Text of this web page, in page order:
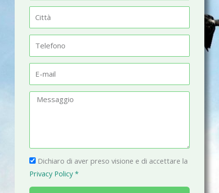
m
t
à
l
fm
a
g
g
i
P
r
i
Dichiaro di aver preso visione e di accettare la
Privacy Policy *